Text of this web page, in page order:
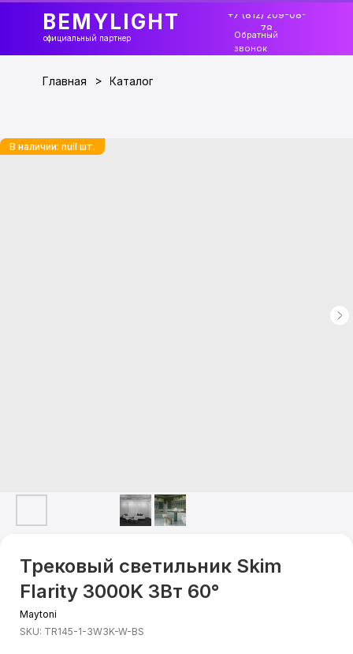
официальный партнер
BEMYLIGHT
+7 (812) 209-08-
78
Обратный
звонок
Каталог
Главная >
Трековый светильник Skim
Flarity 3000K 3Вт 60°
Maytoni
SKU: TR145-1-3W3K-W-BS